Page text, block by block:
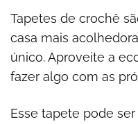
Tapetes de crochê
casa mais
único. Aproveite a
fazer algo com as
Esse tapete pode